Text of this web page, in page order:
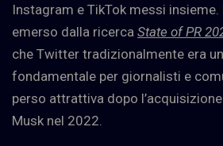
Instagram e TikTok messi
emerso dalla ricerca State of PR
che Twitter tradizionalmente era
fondamentale per giornalisti e
perso attrattiva dopo
Musk nel 2022.